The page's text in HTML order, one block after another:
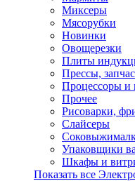
Миксеры
Мясорубки
Новинки
Овощерезки
Плиты
Прессы,
Процессоры и
Прочее
Рисоварки,
Слайсеры
Упаковщики
Шкафы и
Показать все